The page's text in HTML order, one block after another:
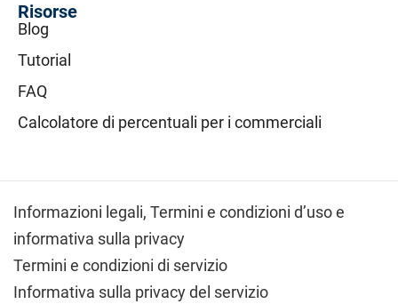
Risorse
Blog
Tutorial
FAQ
Calcolatore di percentuali per i commerciali
Informazioni legali, Termini e condizioni d’uso e
informativa sulla privacy
Termini e condizioni di servizio
Informativa sulla privacy del servizio